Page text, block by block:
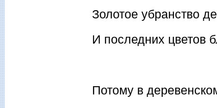
Золотое убранство
И последних цветов
Потому в